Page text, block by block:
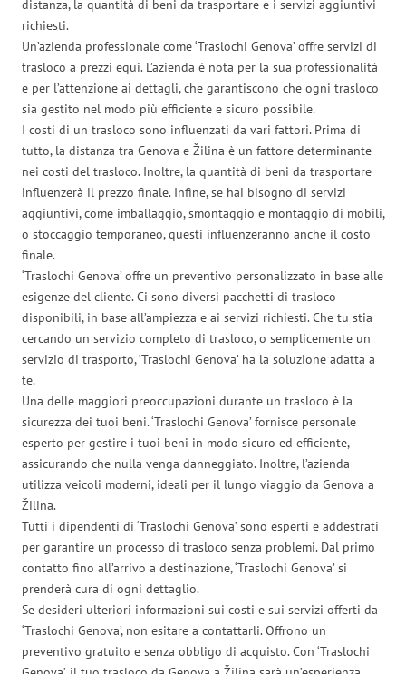
distanza, la quantità di beni da trasportare e i servizi aggiuntivi
richiesti.
Un’azienda professionale come ‘Traslochi Genova’ offre servizi di
trasloco a prezzi equi. L’azienda è nota per la sua professionalità
e per l’attenzione ai dettagli, che garantiscono che ogni trasloco
sia gestito nel modo più efficiente e sicuro possibile.
I costi di un trasloco sono influenzati da vari fattori. Prima di
tutto, la distanza tra Genova e Žilina è un fattore determinante
nei costi del trasloco. Inoltre, la quantità di beni da trasportare
influenzerà il prezzo finale. Infine, se hai bisogno di servizi
aggiuntivi, come imballaggio, smontaggio e montaggio di mobili,
o stoccaggio temporaneo, questi influenzeranno anche il costo
finale.
‘Traslochi Genova’ offre un preventivo personalizzato in base alle
esigenze del cliente. Ci sono diversi pacchetti di trasloco
disponibili, in base all’ampiezza e ai servizi richiesti. Che tu stia
cercando un servizio completo di trasloco, o semplicemente un
servizio di trasporto, ‘Traslochi Genova’ ha la soluzione adatta a
te.
Una delle maggiori preoccupazioni durante un trasloco è la
sicurezza dei tuoi beni. ‘Traslochi Genova’ fornisce personale
esperto per gestire i tuoi beni in modo sicuro ed efficiente,
assicurando che nulla venga danneggiato. Inoltre, l’azienda
utilizza veicoli moderni, ideali per il lungo viaggio da Genova a
Žilina.
Tutti i dipendenti di ‘Traslochi Genova’ sono esperti e addestrati
per garantire un processo di trasloco senza problemi. Dal primo
contatto fino all’arrivo a destinazione, ‘Traslochi Genova’ si
prenderà cura di ogni dettaglio.
Se desideri ulteriori informazioni sui costi e sui servizi offerti da
‘Traslochi Genova’, non esitare a contattarli. Offrono un
preventivo gratuito e senza obbligo di acquisto. Con ‘Traslochi